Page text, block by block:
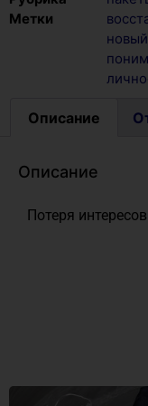
Метки
Описание
Описание
Потеря